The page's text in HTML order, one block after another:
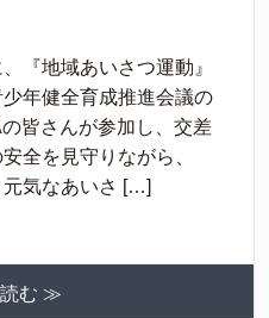
『地域あいさつ運動』
年健全育成推進会議の
皆さんが参加し、交差
全を見守りながら、
元気なあいさ […]
む ≫